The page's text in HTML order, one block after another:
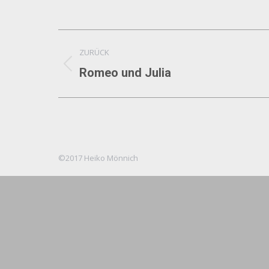
Album-
Navigation
ZURÜCK
Vorheriges
Romeo und Julia
©2017 Heiko Mönnich